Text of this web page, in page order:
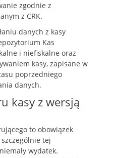
zgodnie z
z CRK.
danych z kasy
Kas
i niefiskalne oraz
kasy, zapisane w
poprzedniego
danych.
kasy z wersją
to obowiązek
tej
wydatek.